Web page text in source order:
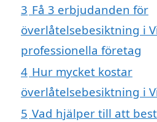
3 Få 3 erbjudanden för
överlåtelsebesiktning i
professionella företag
4 Hur mycket kostar
överlåtelsebesiktning i
5 Vad hjälper till att